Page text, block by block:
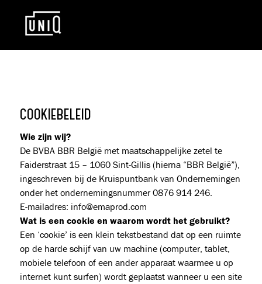
COOKIEBELEID
Wie zijn wij?
De BVBA BBR België met maatschappelijke zetel te
Faiderstraat 15 – 1060 Sint-Gillis (hierna “BBR België”),
ingeschreven bij de Kruispuntbank van Ondernemingen
onder het ondernemingsnummer 0876 914 246.
E-mailadres: info@emaprod.com
Wat is een cookie en waarom wordt het gebruikt?
Een ‘cookie’ is een klein tekstbestand dat op een ruimte
op de harde schijf van uw machine (computer, tablet,
mobiele telefoon of een ander apparaat waarmee u op
internet kunt surfen) wordt geplaatst wanneer u een site